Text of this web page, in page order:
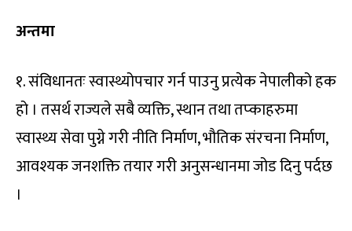
अन्तमा
१. संविधानतः स्वास्थ्योपचार गर्न पाउनु प्रत्येक नेपालीको हक
हो । तसर्थ राज्यले सबै व्यक्ति, स्थान तथा तप्काहरुमा
स्वास्थ्य सेवा पुग्ने गरी नीति निर्माण, भौतिक संरचना निर्माण,
आवश्यक जनशक्ति तयार गरी अनुसन्धानमा जोड दिनु पर्दछ
।